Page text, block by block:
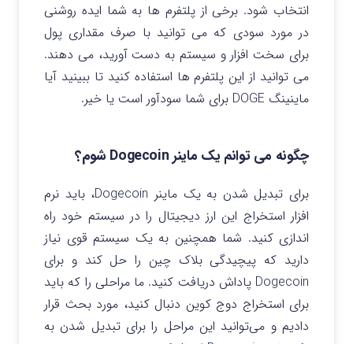
انتخاب شود. برخی از پلتفرم ها به شما ایده روشنی
در مورد سودی که می توانید با صرف مقداری پول
برای سخت افزار و سیستم به دست آورید، می دهند.
می توانید از این پلتفرم ها استفاده کنید تا ببینید آیا
ماینینگ DOGE برای شما سودآور است یا خیر.
چگونه می توانم یک ماینر Dogecoin شوم؟
برای تبدیل شدن به یک ماینر Dogecoin، باید نرم
افزار استخراج این ارز دیجیتال را در سیستم خود راه
اندازی کنید. شما همچنین به یک سیستم قوی نیاز
دارید که پیچیدگی بلاک چین را حل کند و برای
Dogecoin پاداش دریافت کنید. ما مراحلی را که باید
برای استخراج دوج کوین دنبال کنید، مورد بحث قرار
دادیم و می‌توانید این مراحل را برای تبدیل شدن به